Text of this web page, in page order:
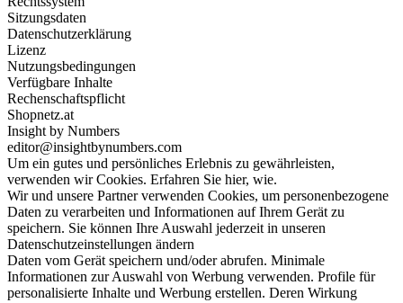
Sitzungsdaten
Datenschutzerklärung
Lizenz
Nutzungsbedingungen
Verfügbare Inhalte
Rechenschaftspflicht
Shopnetz.at
Insight by Numbers
editor@insightbynumbers.com
Um ein gutes und persönliches Erlebnis zu gewährleisten,
verwenden wir Cookies. Erfahren Sie hier, wie.
Wir und unsere Partner verwenden Cookies, um personenbezogene
Daten zu verarbeiten und Informationen auf Ihrem Gerät zu
speichern. Sie können Ihre Auswahl jederzeit in unseren
Datenschutzeinstellungen ändern
Daten vom Gerät speichern und/oder abrufen. Minimale
Informationen zur Auswahl von Werbung verwenden. Profile für
personalisierte Inhalte und Werbung erstellen. Deren Wirkung